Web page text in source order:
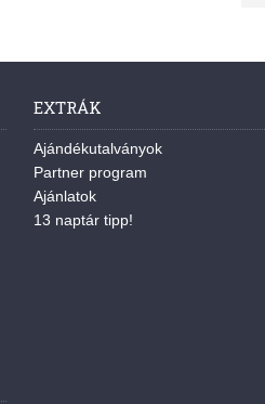
EXTRÁK
Ajándékutalványok
Partner program
Ajánlatok
13 naptár tipp!